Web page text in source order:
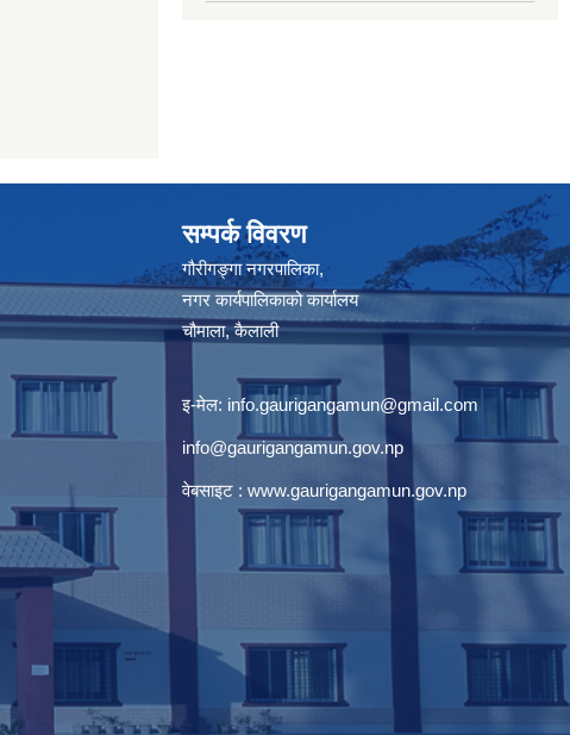
सम्पर्क विवरण
गौरीगङ्गा नगरपालिका,
नगर कार्यपालिकाको कार्यालय
चौमाला, कैलाली
इ-मेल: info.gaurigangamun@gmail.com
info@gaurigangamun.gov.np
वेबसाइट : www.gaurigangamun.gov.np